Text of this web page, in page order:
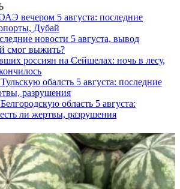
вечером 5 августа: последние
Дубай
новости 5 августа, вывод
смог выжить?
россиян на Сейшелах: ночь в лесу,
обалсть 5 августа: последние
разрушения
область 5 августа:
ли жертвы, разрушения